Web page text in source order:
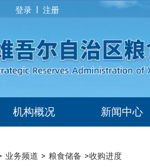
登录 注册
机构概况 新闻中心
业务频道 > 粮食储备 >收购进度